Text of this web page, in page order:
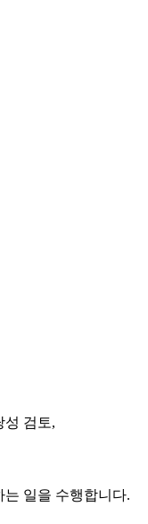
성 검토,
일을 수행합니다.